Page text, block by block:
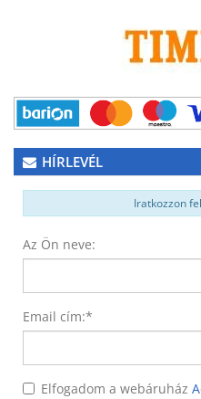
HÍRLEVÉL
Iratkozzon
Az Ön neve:
Email cím:*
Elfogadom a webáruház